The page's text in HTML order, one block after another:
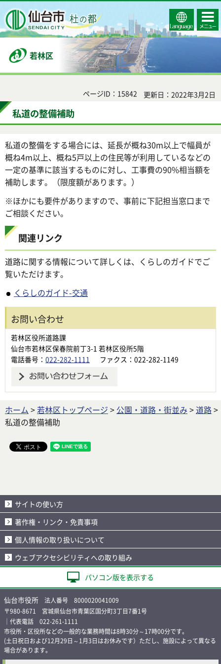
Select
Language
コンテ
ンツメ
ニュー
若林区
ページID：15842 更新日：2022年3月2日
私道の整備補助
私道の整備をする場合には、延長が概ね30m以上で幅員が
概ね4m以上、概ね5戸以上の住民等が利用しているなどの
一定の基準に該当するものに対し、工事費の90%相当額を
補助します。（限度額があります。）
※ほかにも要件がありますので、事前に下記担当窓口まで
ご相談ください。
関連リンク
道路に関する情報について詳しくは、くらしのガイドでご
覧いただけます。
くらしのガイド-交通
お問い合わせ
若林区役所道路課
仙台市若林区保春院前丁3-1 若林区役所5階
電話番号： 022-282-1111 ファクス：022-282-1149
ホーム >若林区トップページ > 公園・道路・街並み >道路>
私道の整備補助
サイトの使い方
著作権・リンク・免責事項
個人情報の取り扱いについて
ウェブアクセシビリティへの取り組み
パソコン版を表示する
仙台市役所 法人番号 8000020041009
〒980-8671 宮城県仙台市青葉区国分町3丁目7番1号
｜代表電話 022-261-1111
市役所・区役所などの一般的な業務時間は8時30分～17時00分です。
(土日祝日および12月29日～1月3日はお休みです）ただし、施設によって異なる
場合があります。